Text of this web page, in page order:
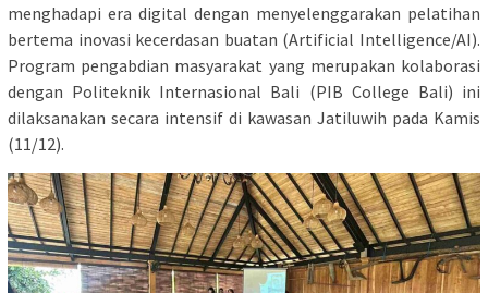
menghadapi era digital dengan menyelenggarakan pelatihan
bertema inovasi kecerdasan buatan (Artificial Intelligence/AI).
Program pengabdian masyarakat yang merupakan kolaborasi
dengan Politeknik Internasional Bali (PIB College Bali) ini
dilaksanakan secara intensif di kawasan Jatiluwih pada Kamis
(11/12).